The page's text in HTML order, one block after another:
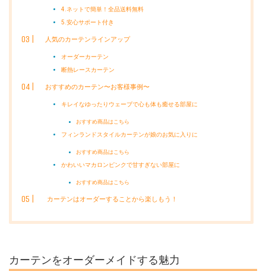
4.ネットで簡単！全品送料無料
5.安心サポート付き
人気のカーテンラインアップ
オーダーカーテン
断熱レースカーテン
おすすめのカーテン〜お客様事例〜
キレイなゆったりウェーブで心も体も癒せる部屋に
おすすめ商品はこちら
フィンランドスタイルカーテンが娘のお気に入りに
おすすめ商品はこちら
かわいいマカロンピンクで甘すぎない部屋に
おすすめ商品はこちら
カーテンはオーダーすることから楽しもう！
カーテンをオーダーメイドする魅力